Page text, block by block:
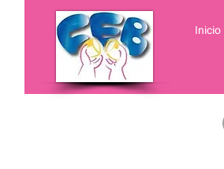
Inicio